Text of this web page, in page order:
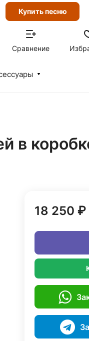
Купить песню
Сравнение
в
18 250 ₽